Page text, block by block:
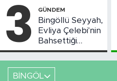
3 GÜNDEM
Bingöllü Seyyah,
Evliya Çelebi'nin
Bahsettiği
Bingöl'deki O
Yeri Görüntüledi
BİNGÖL